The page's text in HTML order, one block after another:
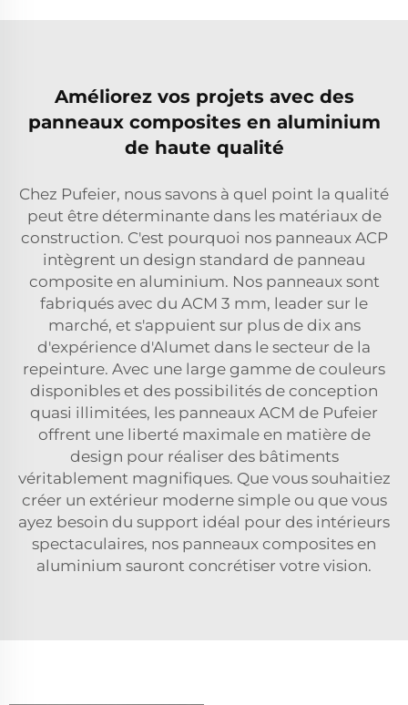
Améliorez vos projets avec des
panneaux composites en aluminium
de haute qualité
Chez Pufeier, nous savons à quel point la qualité
peut être déterminante dans les matériaux de
construction. C'est pourquoi nos panneaux ACP
intègrent un design standard de panneau
composite en aluminium. Nos panneaux sont
fabriqués avec du ACM 3 mm, leader sur le
marché, et s'appuient sur plus de dix ans
d'expérience d'Alumet dans le secteur de la
repeinture. Avec une large gamme de couleurs
disponibles et des possibilités de conception
quasi illimitées, les panneaux ACM de Pufeier
offrent une liberté maximale en matière de
design pour réaliser des bâtiments
véritablement magnifiques. Que vous souhaitiez
créer un extérieur moderne simple ou que vous
ayez besoin du support idéal pour des intérieurs
spectaculaires, nos panneaux composites en
aluminium sauront concrétiser votre vision.